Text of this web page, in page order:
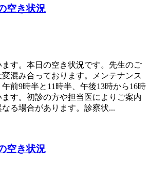
空き状況
す。本日の空き状況です。先生のご
混み合っております。メンテナンス
前9時半と11時半、午後13時から16時
す。初診の方や担当医によりご案内
る場合があります。診察状...
空き状況